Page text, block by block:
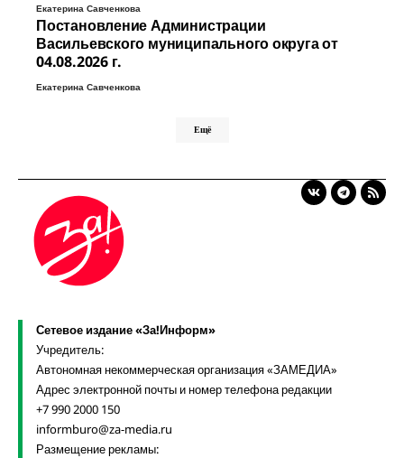
Екатерина Савченкова
Постановление Администрации
Васильевского муниципального округа от
04.08.2026 г.
Екатерина Савченкова
Ещё
Сетевое издание «За!Информ»
Учредитель:
Автономная некоммерческая организация «ЗАМЕДИА»
Адрес электронной почты и номер телефона редакции
+7 990 2000 150
informburo@za-media.ru
Размещение рекламы: